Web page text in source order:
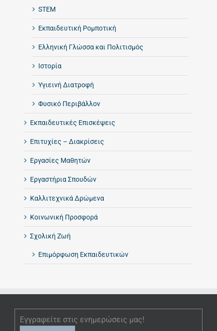
STEM
Εκπαιδευτική Ρομποτική
Ελληνική Γλώσσα και Πολιτισμός
Ιστορία
Υγιεινή Διατροφή
Φυσικό Περιβάλλον
Εκπαιδευτικές Επισκέψεις
Επιτυχίες – Διακρίσεις
Εργασίες Μαθητών
Εργαστήρια Σπουδών
Καλλιτεχνικά Δρώμενα
Κοινωνική Προσφορά
Σχολική Ζωή
Επιμόρφωση Εκπαιδευτικών
Εγγραφείτε στις ενημερώσεις μας!